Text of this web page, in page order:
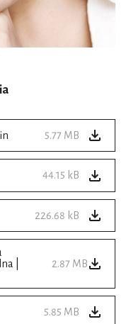
5.77 MB
44.15 kB
226.68 kB
|
2.87 MB
5.85 MB